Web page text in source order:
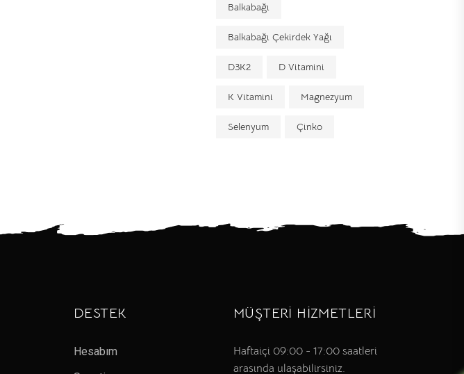
Balkabağı
Balkabağı Çekirdek Yağı
D3K2 D Vitamini
K Vitamini Magnezyum
Selenyum Çinko
DESTEK
Hesabım
MÜŞTERİ HİZMETLERİ
Haftaiçi 09:00 - 17:00 saatleri
arasında ulaşabilirsiniz.